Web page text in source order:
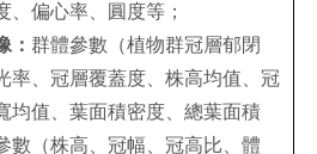
、偏心率、圓度等；
：群體參數（植物群冠層郁閉
率、冠層覆蓋度、株高均值、冠
均值、葉面積密度、總葉面積
數（株高、冠幅、冠高比、體